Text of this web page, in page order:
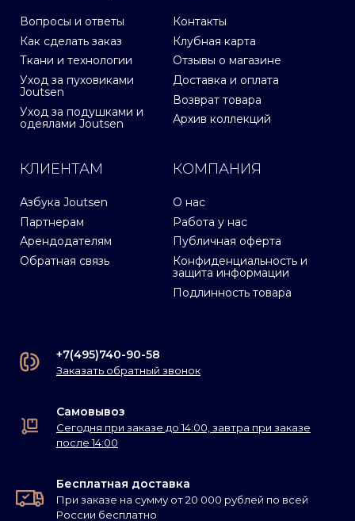
Вопросы и ответы
Как сделать заказ
Ткани и технологии
Уход за пуховиками
Joutsen
Уход за подушками и
одеялами Joutsen
Контакты
Клубная карта
Отзывы о магазине
Доставка и оплата
Возврат товара
Архив коллекций
КЛИЕНТАМ
Азбука Joutsen
Партнерам
Арендодателям
Обратная связь
КОМПАНИЯ
О нас
Работа у нас
Публичная оферта
Конфиденциальность и
защита информации
Подлинность товара
+7(495)740-90-58
Заказать обратный звонок
Самовывоз
Сегодня при заказе до 14:00, завтра при заказе
после 14:00
Бесплатная доставка
При заказе на сумму от 20 000 рублей по всей
России бесплатно